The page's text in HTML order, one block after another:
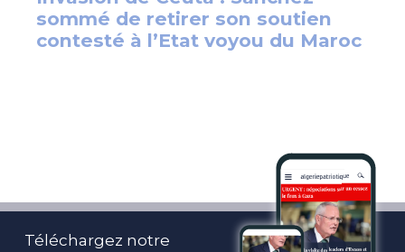
Téléchargez notre